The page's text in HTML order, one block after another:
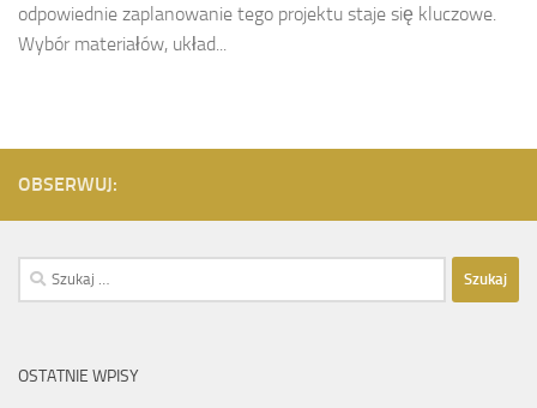
odpowiednie zaplanowanie tego projektu staje się kluczowe.
Wybór materiałów, układ...
OBSERWUJ:
Szukaj:
OSTATNIE WPISY